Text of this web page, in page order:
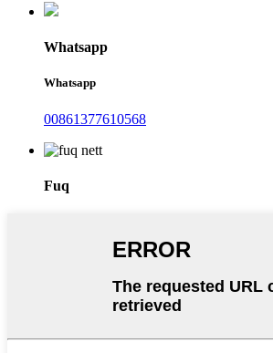
Whatsapp
Whatsapp
00861377610568
Fuq